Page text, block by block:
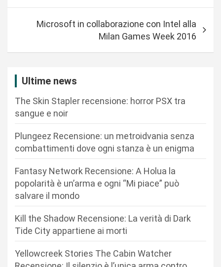
a
Microsoft in collaborazione con Intel alla
Milan Games Week 2016
Ultime news
The Skin Stapler recensione: horror PSX tra
sangue e noir
Plungeez Recensione: un metroidvania senza
combattimenti dove ogni stanza è un enigma
Fantasy Network Recensione: A Holua la
popolarità è un’arma e ogni “Mi piace” può
salvare il mondo
Kill the Shadow Recensione: La verità di Dark
Tide City appartiene ai morti
Yellowcreek Stories The Cabin Watcher